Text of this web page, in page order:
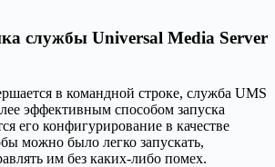
службы Universal Media Server
в командной строке, служба UMS
эффективным способом запуска
его конфигурирование в качестве
можно было легко запускать,
им без каких-либо помех.